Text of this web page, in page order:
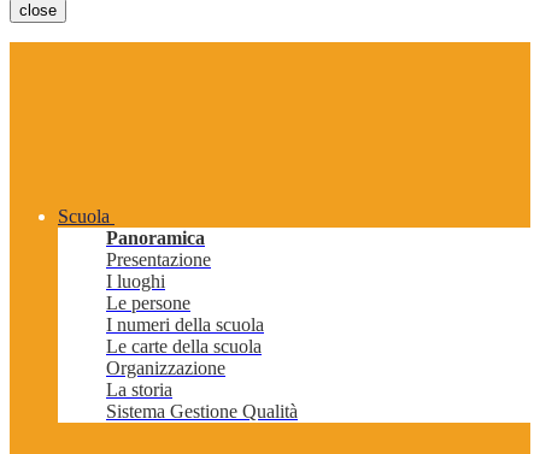
close
Scuola
Panoramica
Presentazione
I luoghi
Le persone
I numeri della scuola
Le carte della scuola
Organizzazione
La storia
Sistema Gestione Qualità